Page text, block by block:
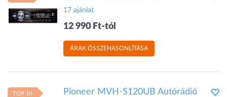
17 ajánlat
12 990 Ft-tól
ÁRAK ÖSSZEHASONLÍTÁSA
TOP 10 Pioneer MVH-S120UB Autórádió